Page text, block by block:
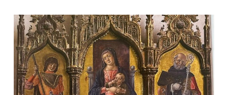
Il Trittico di Vivarini